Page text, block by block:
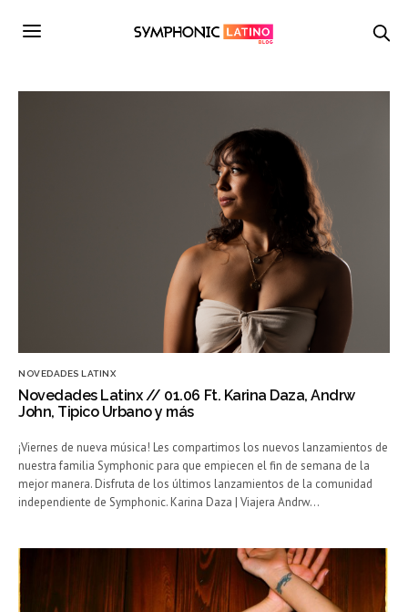
NOVEDADES LATINX
Novedades Latinx // 01.06 Ft. Karina Daza, Andrw
John, Tipico Urbano y más
¡Viernes de nueva música! Les compartimos los nuevos lanzamientos de
nuestra familia Symphonic para que empiecen el fin de semana de la
mejor manera. Disfruta de los últimos lanzamientos de la comunidad
independiente de Symphonic. Karina Daza | Viajera Andrw…